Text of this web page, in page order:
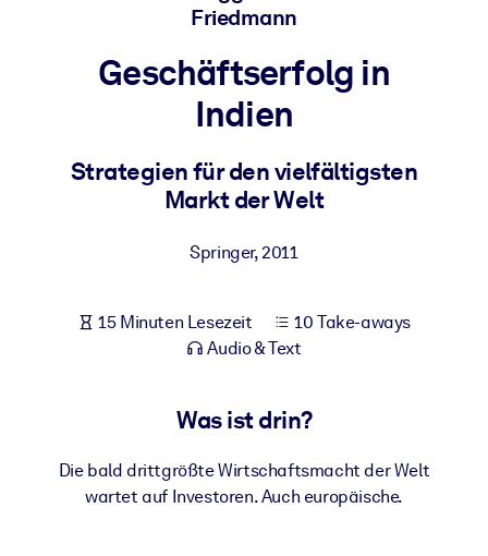
Gesundheit & Wohlbefinden
Integrieren Sie kompaktes, verifiziertes Wissen in Ihr LMS/LXP für
bessere Lernergebnisse.
Für Unternehmensbibliotheken
vertrauenswürdigem, praxisnahem Business-Wissen.
Ihrer KI-Systeme zu optimieren.
Friedmann
Geschäftserfolg in
Indien
Strategien für den vielfältigsten
Markt der Welt
Springer,2011
15 Minuten Lesezeit
10 Take-aways
Audio & Text
Was ist drin?
Die bald drittgrößte Wirtschaftsmacht der Welt
wartet auf Investoren. Auch europäische.